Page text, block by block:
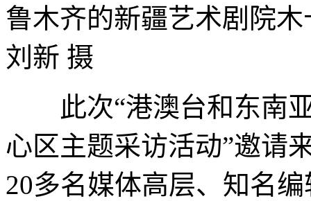
鲁木齐的新疆艺术剧院
刘新 摄
此次“港澳台和东南亚
心区主题采访活动”邀请
20多名媒体高层、知名